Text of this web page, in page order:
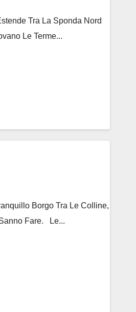
Tra La Sponda Nord
Le Terme...
Borgo Tra Le Colline,
Fare. Le...